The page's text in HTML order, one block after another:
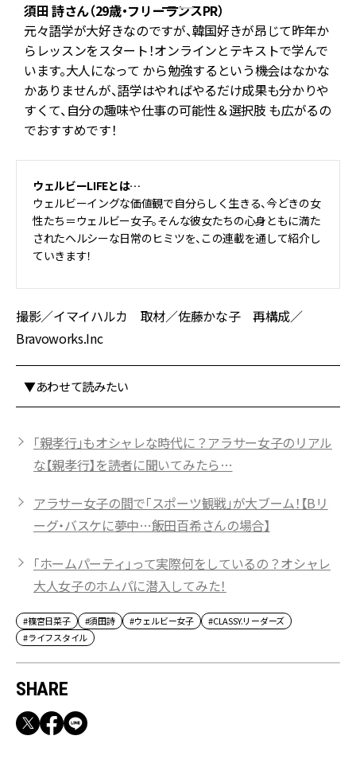
須田 詩さん（29歳・フリーランスPR）
元々語学が大好きなのですが、韓国好きが昂じて昨年か
らレッスンをスタート！オンラインとテキストで学んで
います。大人になって から勉強するという機会はなかな
かありませんが、語学はやればやるだけ成果も分かりや
すくて、自分の趣味や仕事の可能性＆選択肢 も広がるの
でおすすめです！
ウェルビーLIFEとは…
ウェルビーイングな価値観で自分らしく生きる、今どきの女
性たち＝ウェルビー女子。そんな彼女たちの心身ともに満た
されたヘルシーな日常のヒミツを、この連載を通して紹介し
ていきます！
撮影／イマイハルカ 取材／佐藤かな子 再構成／
Bravoworks.Inc
▼あわせて読みたい
「親孝行」もオシャレな時代に？アラサー女子のリアル
な【親孝行】を読者に聞いてみたら…
アラサー女子の間で「スポーツ観戦」が大ブーム！【Bリ
ーグ・バスケに夢中…飯田百希さんの場合】
「ホームパーティ」って実際何をしているの？オシャレ
大人女子のホムパに潜入してみた！
#篠宮日菜子 #須田詩 #ウェルビー女子
#CLASSY.リーダーズ
#ライフスタイル
SHARE